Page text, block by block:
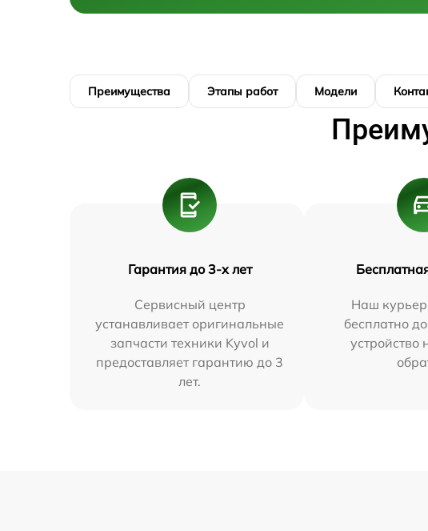
Преимущества Этапы работ Модели
Гарантия до 3-х лет
Сервисный центр
устанавливает оригинальные
запчасти техники Kyvol и
предоставляет гарантию до 3
лет.
Наш курьер
бесплатно
устройство